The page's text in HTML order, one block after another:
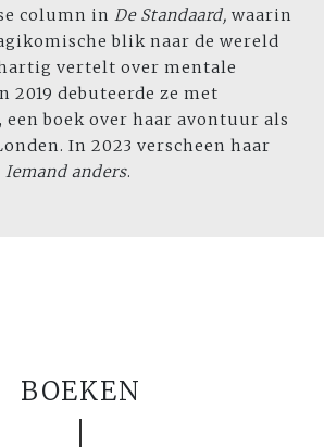
column in De Standaard, waarin
blik naar de wereld
vertelt over mentale
2019 debuteerde ze met
, een boek over haar avontuur als
In 2023 verscheen haar
Iemand anders.
BOEKEN